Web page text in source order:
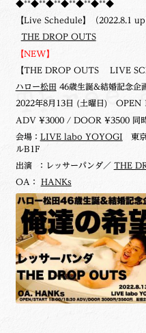
◆**◆**◆**◆**◆**◆**◆
【Live Schedule】（2022.8.1 up
THE DROP OUTS
【NEW】
【THE DROP OUTS LIVE
ハロー松田 46歳生誕&結婚記念企
2022年8月13日 (土曜日) OPEN
ADV ¥3000 / DOOR ¥3500 同時
会場： LIVE labo YOYOGI 東京
ルB1F
出演 ：レッサーパンダ／ THE
OA： HANKs